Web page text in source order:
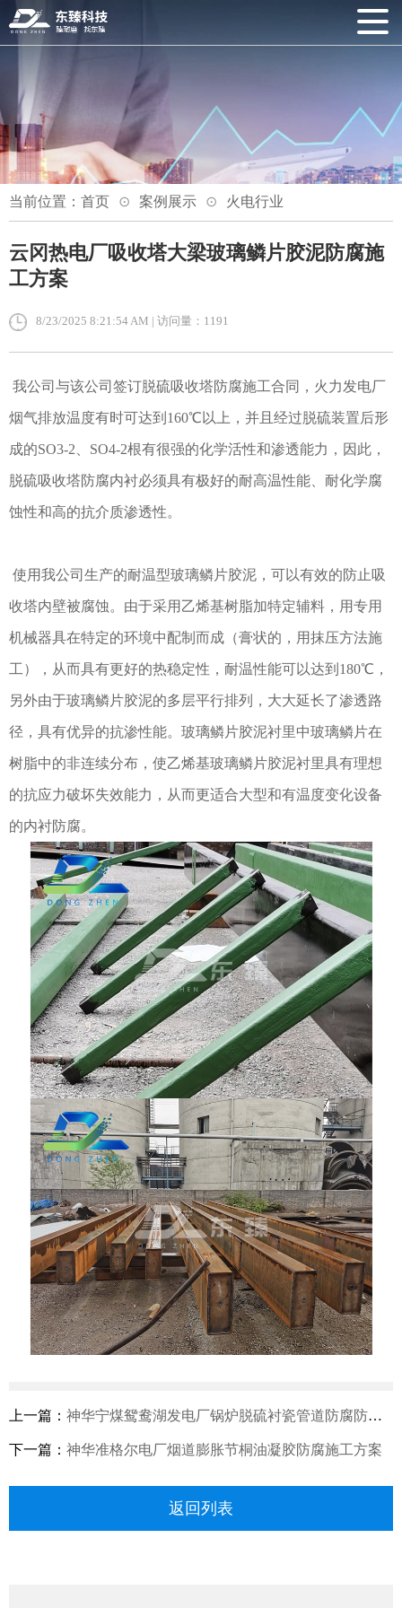
当前位置： 首页 案例展示 火电行业
云冈热电厂吸收塔大梁玻璃鳞片胶泥防腐施
工方案
8/23/2025 8:21:54 AM | 访问量：1191
我公司与该公司签订脱硫吸收塔防腐施工合同，火力发电厂
烟气排放温度有时可达到160℃以上，并且经过脱硫装置后形
成的SO3-2、SO4-2根有很强的化学活性和渗透能力，因此，
脱硫吸收塔防腐内衬必须具有极好的耐高温性能、耐化学腐
蚀性和高的抗介质渗透性。
使用我公司生产的耐温型玻璃鳞片胶泥，可以有效的防止吸
收塔内壁被腐蚀。由于采用乙烯基树脂加特定辅料，用专用
机械器具在特定的环境中配制而成（膏状的，用抹压方法施
工），从而具有更好的热稳定性，耐温性能可以达到180℃，
另外由于玻璃鳞片胶泥的多层平行排列，大大延长了渗透路
径，具有优异的抗渗性能。玻璃鳞片胶泥衬里中玻璃鳞片在
树脂中的非连续分布，使乙烯基玻璃鳞片胶泥衬里具有理想
的抗应力破坏失效能力，从而更适合大型和有温度变化设备
的内衬防腐。
上一篇： 神华宁煤鸳鸯湖发电厂锅炉脱硫衬瓷管道防腐防磨工程
下一篇： 神华准格尔电厂烟道膨胀节桐油凝胶防腐施工方案
返回列表